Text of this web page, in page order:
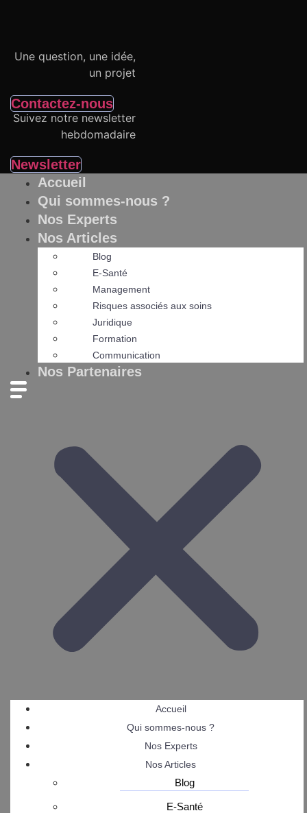
Une question, une idée,
un projet
Contactez-nous
Suivez notre newsletter
hebdomadaire
Newsletter
Accueil
Qui sommes-nous ?
Nos Experts
Nos Articles
Blog
E-Santé
Management
Risques associés aux soins
Juridique
Formation
Communication
Nos Partenaires
Accueil
Qui sommes-nous ?
Nos Experts
Nos Articles
Blog
E-Santé